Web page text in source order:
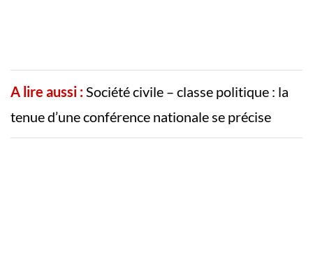
A lire aussi :Société civile – classe politique : la
tenue d’une conférence nationale se précise